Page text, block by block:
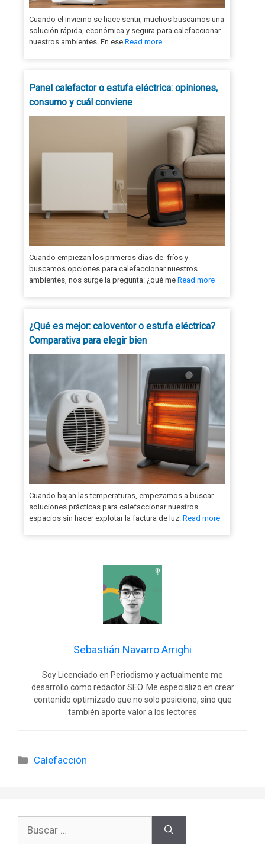
Cuando el invierno se hace sentir, muchos buscamos una
solución rápida, económica y segura para calefaccionar
nuestros ambientes. En ese Read more
Panel calefactor o estufa eléctrica: opiniones,
consumo y cuál conviene
Cuando empiezan los primeros días de fríos y
buscamos opciones para calefaccionar nuestros
ambientes, nos surge la pregunta: ¿qué me Read more
¿Qué es mejor: caloventor o estufa eléctrica?
Comparativa para elegir bien
Cuando bajan las temperaturas, empezamos a buscar
soluciones prácticas para calefaccionar nuestros
espacios sin hacer explotar la factura de luz. Read more
Sebastián Navarro Arrighi
Soy Licenciado en Periodismo y actualmente me
desarrollo como redactor SEO. Me especializo en crear
contenido optimizado que no solo posicione, sino que
también aporte valor a los lectores
Categorías
Calefacción